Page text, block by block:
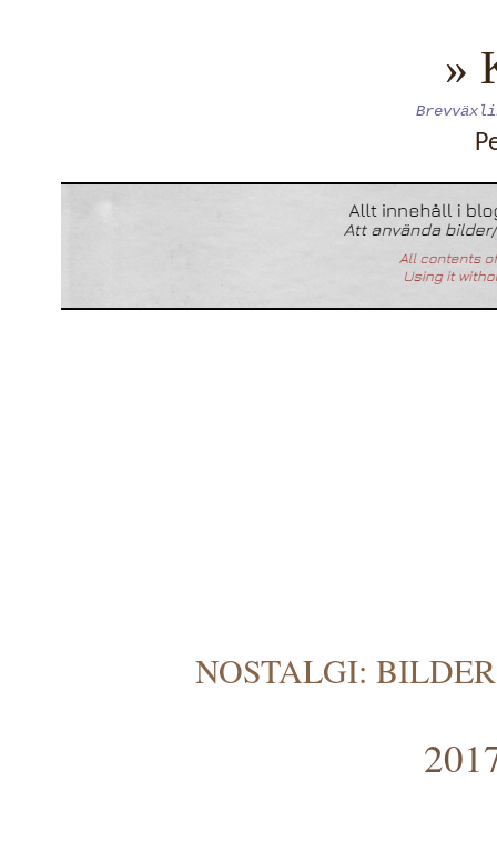
»
NOSTALGI: